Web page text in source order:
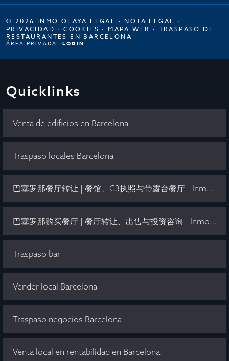
© 2026 INMO OLAYA LEGAL · NOTA LEGAL ·
PRIVACIDAD ·COOKIES · MAPA WEB · TRASPASO DE
RESTAURANTES EN BARCELONA
ÁREA PRIVADA: LOGIN
Quicklinks
Venta de edificios en Barcelona
Traspaso locales Barcelona
巴塞罗那餐厅转让 | 餐馆、C3执照与带露台餐厅 - Inmo Olaya
巴塞罗那购买餐厅 | 餐厅转让、出售与投资咨询 - Inmo Olaya
Traspaso bar
Vender local Barcelona
Traspaso negocios Barcelona
Venta local en rentabilidad en Barcelona